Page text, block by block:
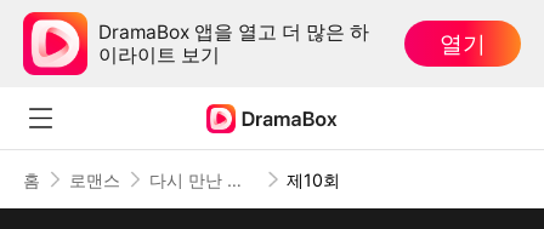
DramaBox 앱을 열고 더 많은 하
이라이트 보기
열기
홈 로맨스 다시 만난 내 사랑 제10회